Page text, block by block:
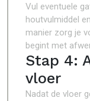
Vul eventuele
houtvulmiddel
manier zorg je
begint met
Stap 4:
vloer
Nadat de vloer